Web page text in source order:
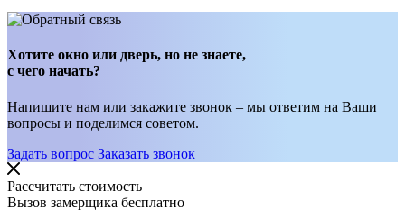
Хотите окно или дверь, но не знаете,
с чего начать?
Напишите нам или закажите звонок – мы ответим на Ваши
вопросы и поделимся советом.
Задать вопрос Заказать звонок
Рассчитать стоимость
Вызов замерщика бесплатно